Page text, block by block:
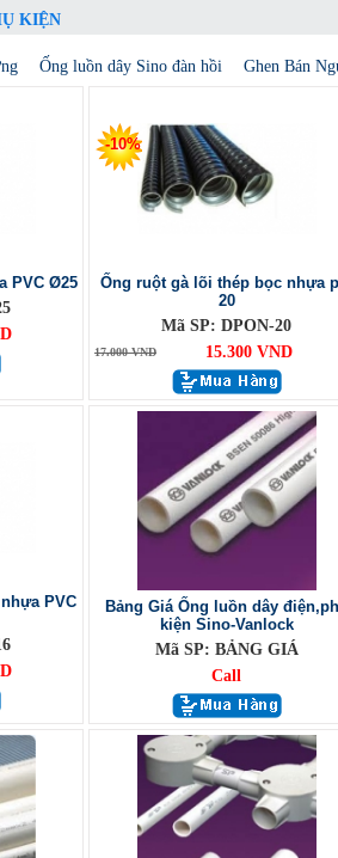
KIỆN
Ống luồn dây Sino đàn hồi Ghen Bán
PVC Ø25
-10%
Ống ruột gà lõi thép bọc nhựa
20
Mã SP: DPON-20
17.000 VND 15.300 VND
PVC
Bảng Giá Ống luồn dây
kiện Sino-Vanlock
Mã SP: BẢNG GIÁ
Call